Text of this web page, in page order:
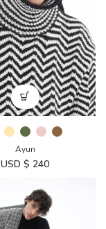
Ayun
USD $ 240